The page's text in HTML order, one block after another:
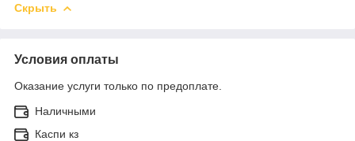
Скрыть
Условия оплаты
Оказание услуги только по предоплате.
Наличными
Каспи кз